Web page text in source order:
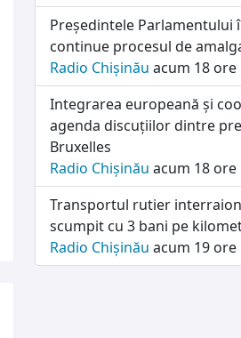
Președintele Parlamentului
continue procesul de
Radio Chișinău acum 18 ore
Integrarea europeană și
agenda discuțiilor dintre
Bruxelles
Radio Chișinău acum 18 ore
Transportul rutier
scumpit cu 3 bani pe
Radio Chișinău acum 19 ore